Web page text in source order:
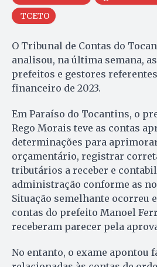
TCETO
O Tribunal de Contas do
analisou, na última semana,
prefeitos e gestores
financeiro de 2023.
Em Paraíso do Tocantins, o
Rego Morais teve as contas
determinações para
orçamentário, registrar
tributários a receber e
administração conforme as
Situação semelhante ocorreu
contas do prefeito Manoel
receberam parecer pela
No entanto, o exame apontou